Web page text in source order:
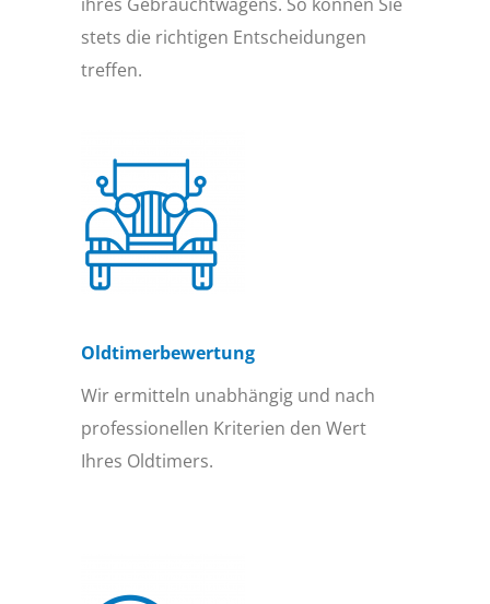
stets die richtigen Entscheidungen
treffen.
Oldtimer­bewertung
Wir ermitteln unabhängig und nach
professionellen Kriterien den Wert
Ihres Oldtimers.